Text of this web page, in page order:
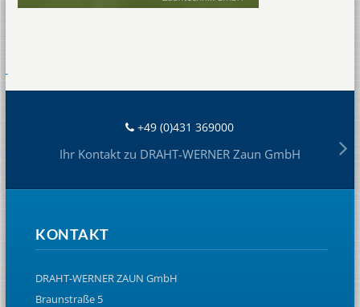
+49 (0)431 369000
Ihr Kontakt zu DRAHT-WERNER Zaun GmbH
KONTAKT
DRAHT-WERNER ZAUN GmbH
Braunstraße 5